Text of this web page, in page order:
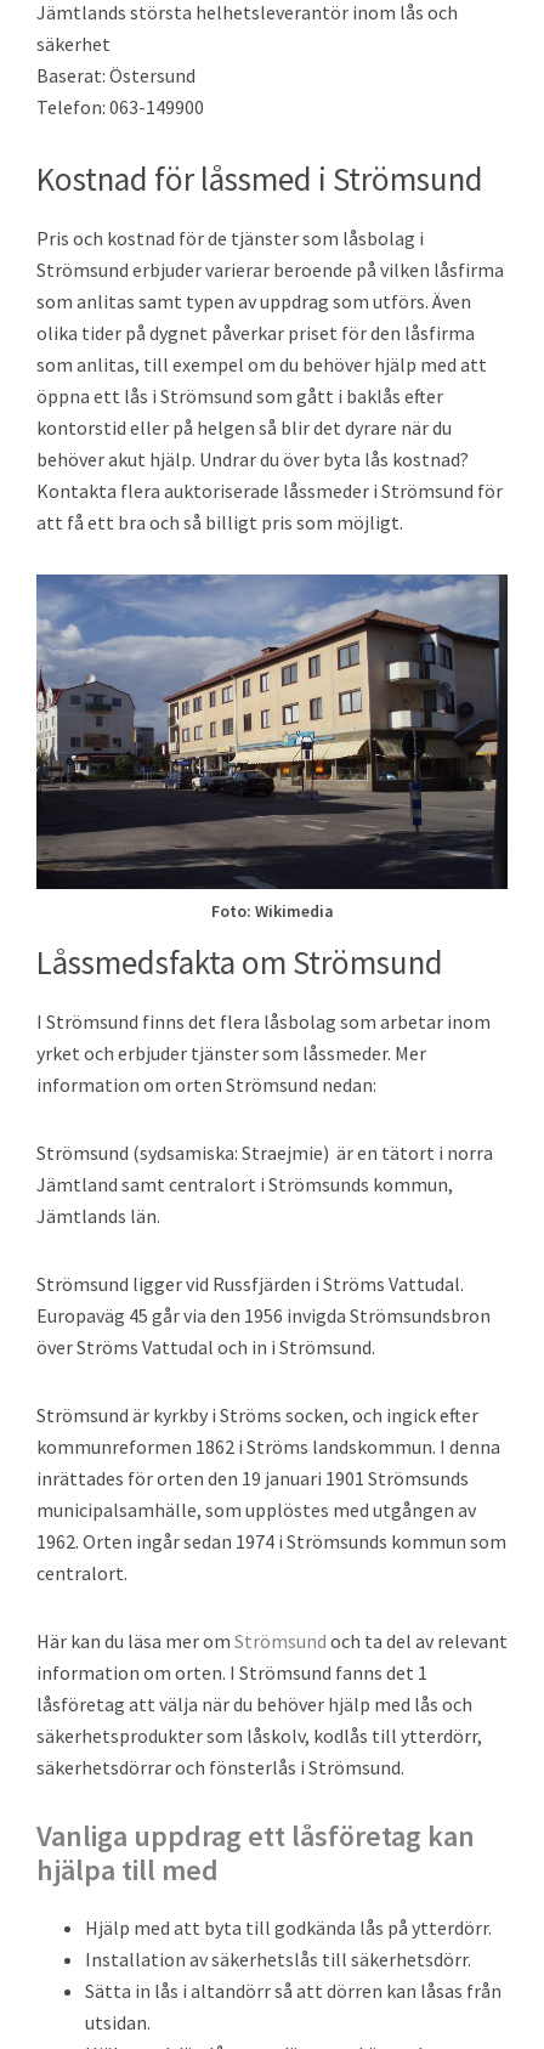
Jämtlands största helhetsleverantör inom lås och
säkerhet
Baserat: Östersund
Telefon: 063-149900
Kostnad för låssmed i Strömsund
Pris och kostnad för de tjänster som låsbolag i
Strömsund erbjuder varierar beroende på vilken låsfirma
som anlitas samt typen av uppdrag som utförs. Även
olika tider på dygnet påverkar priset för den låsfirma
som anlitas, till exempel om du behöver hjälp med att
öppna ett lås i Strömsund som gått i baklås efter
kontorstid eller på helgen så blir det dyrare när du
behöver akut hjälp. Undrar du över byta lås kostnad?
Kontakta flera auktoriserade låssmeder i Strömsund för
att få ett bra och så billigt pris som möjligt.
Foto: Wikimedia
Låssmedsfakta om Strömsund
I Strömsund finns det flera låsbolag som arbetar inom
yrket och erbjuder tjänster som låssmeder. Mer
information om orten Strömsund nedan:
Strömsund (sydsamiska: Straejmie) är en tätort i norra
Jämtland samt centralort i Strömsunds kommun,
Jämtlands län.
Strömsund ligger vid Russfjärden i Ströms Vattudal.
Europaväg 45 går via den 1956 invigda Strömsundsbron
över Ströms Vattudal och in i Strömsund.
Strömsund är kyrkby i Ströms socken, och ingick efter
kommunreformen 1862 i Ströms landskommun. I denna
inrättades för orten den 19 januari 1901 Strömsunds
municipalsamhälle, som upplöstes med utgången av
1962. Orten ingår sedan 1974 i Strömsunds kommun som
centralort.
Här kan du läsa mer om Strömsund och ta del av relevant
information om orten. I Strömsund fanns det 1
låsföretag att välja när du behöver hjälp med lås och
säkerhetsprodukter som låskolv, kodlås till ytterdörr,
säkerhetsdörrar och fönsterlås i Strömsund.
Vanliga uppdrag ett låsföretag kan
hjälpa till med
Hjälp med att byta till godkända lås på ytterdörr.
Installation av säkerhetslås till säkerhetsdörr.
Sätta in lås i altandörr så att dörren kan låsas från
utsidan.